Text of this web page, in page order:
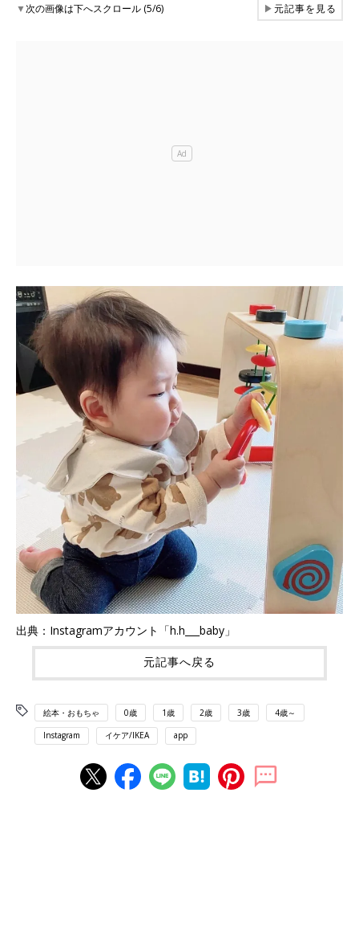
▼次の画像は下へスクロール (5/6) ▶元記事を見る
出典：Instagramアカウント「h.h___baby」
元記事へ戻る
絵本・おもちゃ 0歳 1歳 2歳 3歳 4歳～
Instagram イケア/IKEA app